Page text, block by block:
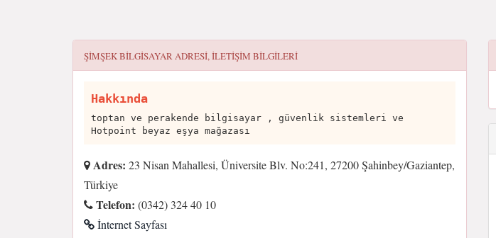
ŞIMŞEK BILGISAYARADRESI, ILETIŞIM BILGILERI
Hakkında
toptan ve perakende bilgisayar , güvenlik sistemleri ve
Hotpoint beyaz eşya mağazası
Adres: 23 Nisan Mahallesi, Üniversite Blv. No:241, 27200 Şahinbey/Gaziantep,
Türkiye
Telefon: (0342) 324 40 10
İnternet Sayfası